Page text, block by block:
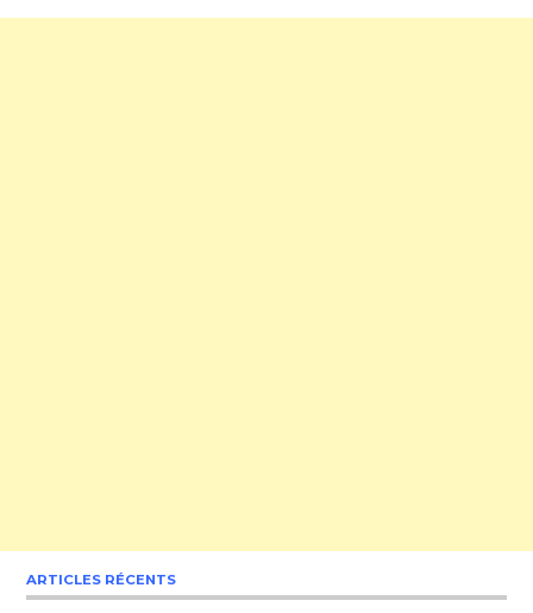
ARTICLES RÉCENTS